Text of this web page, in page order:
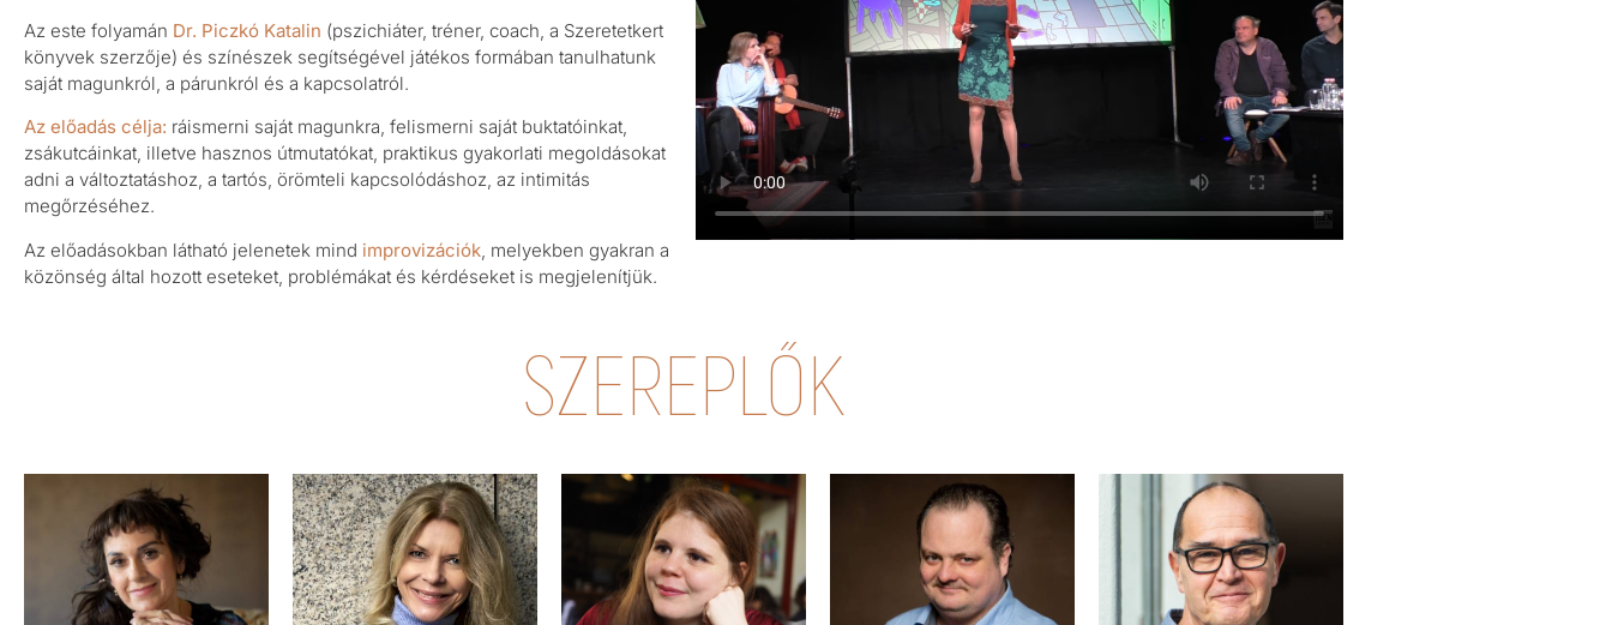
Az este folyamán Dr. Piczkó Katalin (pszichiáter, tréner, coach, a Szeretetkert
könyvek szerzője) és színészek segítségével játékos formában tanulhatunk
saját magunkról, a párunkról és a kapcsolatról.
Az előadás célja: ráismerni saját magunkra, felismerni saját buktatóinkat,
zsákutcáinkat, illetve hasznos útmutatókat, praktikus gyakorlati megoldásokat
adni a változtatáshoz, a tartós, örömteli kapcsolódáshoz, az intimitás
megőrzéséhez.
Az előadásokban látható jelenetek mind improvizációk , melyekben gyakran a
közönség által hozott eseteket, problémákat és kérdéseket is megjelenítjük.
SZEREPLŐK